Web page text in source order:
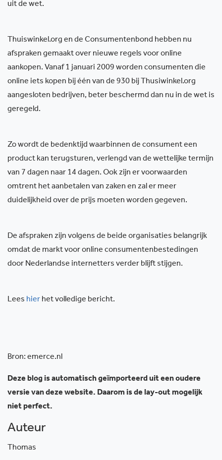
uit de wet.
Thuiswinkel.org en de Consumentenbond hebben nu
afspraken gemaakt over nieuwe regels voor online
aankopen. Vanaf 1 januari 2009 worden consumenten die
online iets kopen bij één van de 930 bij Thusiwinkel.org
aangesloten bedrijven, beter beschermd dan nu in de wet is
geregeld.
Zo wordt de bedenktijd waarbinnen de consument een
product kan terugsturen, verlengd van de wettelijke termijn
van 7 dagen naar 14 dagen. Ook zijn er voorwaarden
omtrent het aanbetalen van zaken en zal er meer
duidelijkheid over de prijs moeten worden gegeven.
De afspraken zijn volgens de beide organisaties belangrijk
omdat de markt voor online consumentenbestedingen
door Nederlandse internetters verder blijft stijgen.
Lees hier het volledige bericht.
Bron: emerce.nl
Deze blog is automatisch geïmporteerd uit een oudere
versie van deze website. Daarom is de lay-out mogelijk
niet perfect.
Auteur
Thomas